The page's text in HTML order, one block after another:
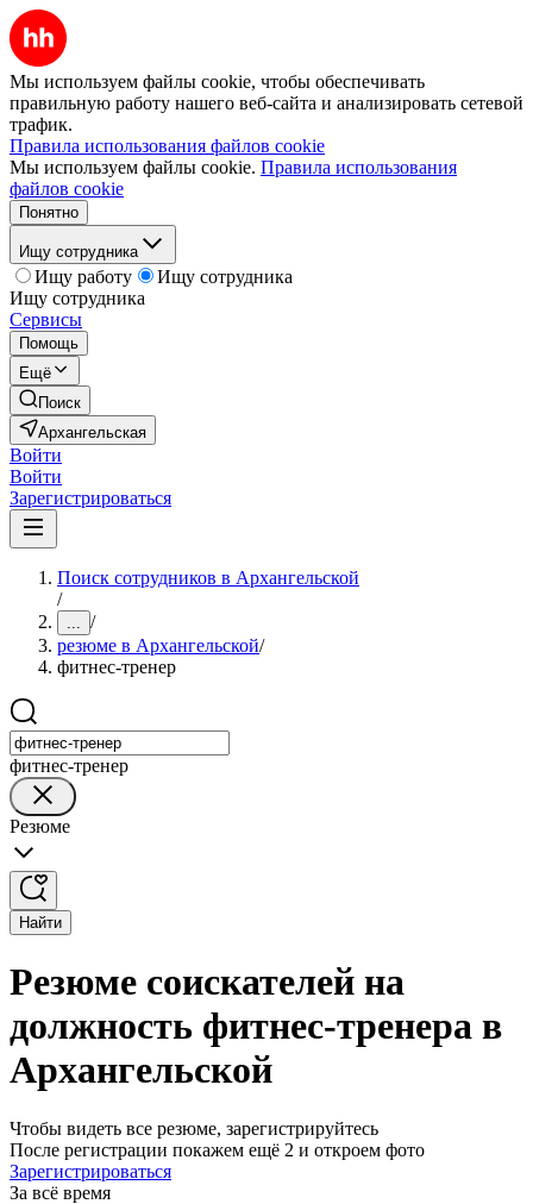
Мы используем файлы cookie, чтобы обеспечивать
правильную работу нашего веб-сайта и анализировать сетевой
трафик.
Правила использования файлов cookie
Мы используем файлы cookie. Правила использования
файлов cookie
Понятно
Ищу сотрудника
Ищу работу
Ищу сотрудника
Ищу сотрудника
Сервисы
Помощь
Ещё
Поиск
Архангельская
Войти
Войти
Зарегистрироваться
Поиск сотрудников в Архангельской
/
... /
резюме в Архангельской/
фитнес-тренер
фитнес-тренер
Резюме
Найти
Резюме соискателей на
должность фитнес-тренера в
Архангельской
Чтобы видеть все резюме, зарегистрируйтесь
После регистрации покажем ещё 2 и откроем фото
Зарегистрироваться
За всё время